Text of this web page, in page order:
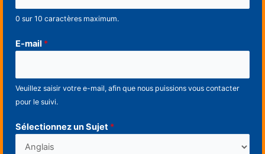
0 sur 10 caractères maximum.
E-mail *
Veuillez saisir votre e-mail, afin que nous puissions vous contacter
pour le suivi.
Sélectionnez un Sujet *